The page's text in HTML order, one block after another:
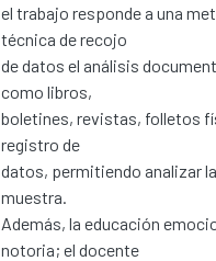
el trabajo responde a una
técnica de recojo
de datos el análisis
como libros,
boletines, revistas, folletos
registro de
datos, permitiendo analizar
muestra.
Además, la educación
notoria; el docente